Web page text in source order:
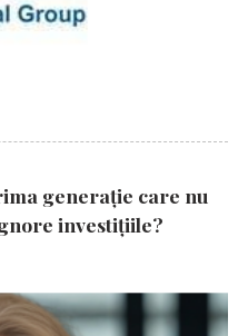
generație care nu
investițiile?